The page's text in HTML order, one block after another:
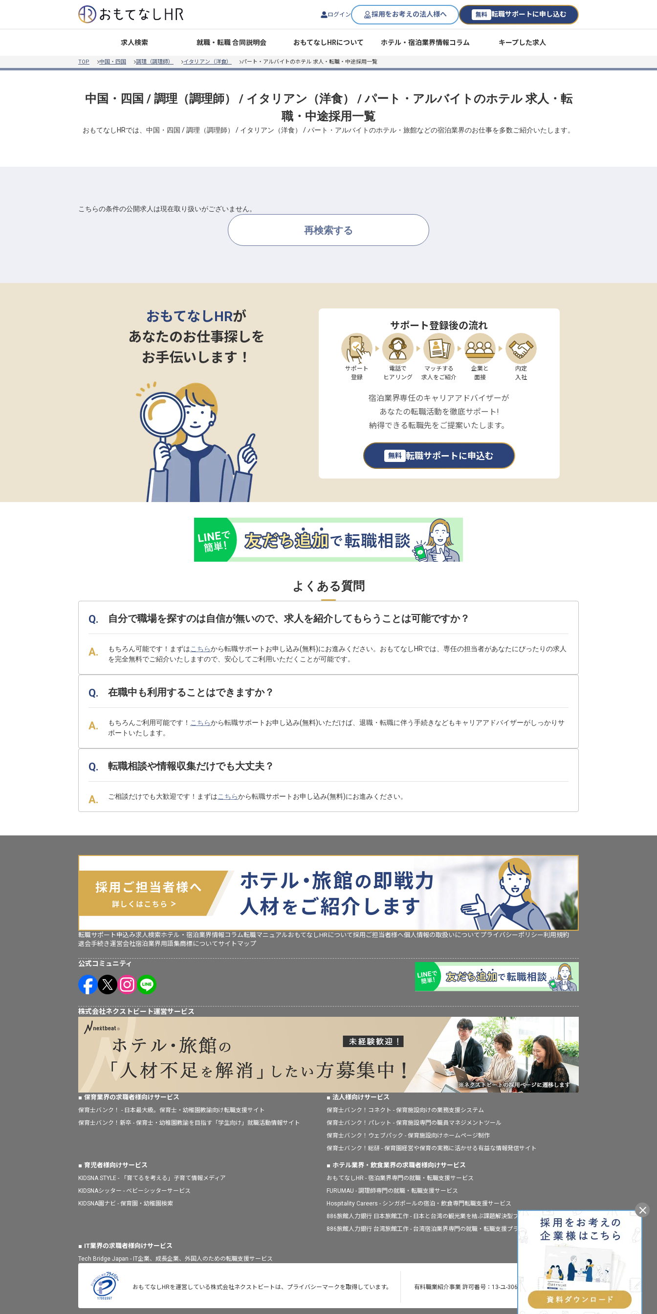
ログイン 採用をお考えの法人様へ 無料 転職サポートに申し込む
求人検索 就職・転職 合同説明会 おもてなしHRについて ホテル・宿泊業界情報コラム キープした求人
TOP 中国・四国 調理（調理師） イタリアン（洋食） パート・アルバイトのホテル 求人・転職・中途採用一覧
中国・四国 / 調理（調理師） / イタリアン（洋食） / パート・アルバイトのホテル 求人・転
職・中途採用一覧
おもてなしHRでは、中国・四国 / 調理（調理師） / イタリアン（洋食） / パート・アルバイトのホテル・旅館などの宿泊業界のお仕事を多数ご紹介いたします。
こちらの条件の公開求人は現在取り扱いがございません。
再検索する
おもてなしHRが
あなたのお仕事探しを
お手伝いします！
サポート登録後の流れ
サポート
登録
電話で
ヒアリング
マッチする
求人をご紹介
企業と
面接
内定
入社
宿泊業界専任のキャリアアドバイザーが
あなたの転職活動を徹底サポート!
納得できる転職先をご提案いたします。
無料 転職サポートに申込む
よくある質問
自分で職場を探すのは自信が無いので、求人を紹介してもらうことは可能ですか？
もちろん可能です！まずはこちらから転職サポートお申し込み(無料)にお進みください。おもてなしHRでは、専任の担当者があなたにぴったりの求人
を完全無料でご紹介いたしますので、安心してご利用いただくことが可能です。
在職中も利用することはできますか？
もちろんご利用可能です！ こちらから転職サポートお申し込み(無料)いただけば、退職・転職に伴う手続きなどもキャリアアドバイザーがしっかりサ
ポートいたします。
転職相談や情報収集だけでも大丈夫？
ご相談だけでも大歓迎です！まずはこちらから転職サポートお申し込み(無料)にお進みください。
転職サポート申込み求人検索ホテル・宿泊業界情報コラム転職マニュアルおもてなしHRについて採用ご担当者様へ個人情報の取扱いについてプライバシーポリシー利用規約
退会手続き運営会社宿泊業界用語集商標についてサイトマップ
公式コミュニティ
株式会社ネクストビート運営サービス
保育業界の求職者様向けサービス
保育士バンク！ - 日本最大級。保育士・幼稚園教諭向け転職支援サイト
保育士バンク！新卒 - 保育士・幼稚園教諭を目指す「学生向け」就職活動情報サイト
法人様向けサービス
保育士バンク！コネクト - 保育施設向けの業務支援システム
保育士バンク！パレット - 保育施設専門の職員マネジメントツール
保育士バンク！ウェブパック - 保育施設向けホームページ制作
保育士バンク！総研 - 保育園経営や保育の実務に活かせる有益な情報発信サイト
育児者様向けサービス
KIDSNA STYLE - 「育てるを考える」子育て情報メディア
KIDSNAシッター - ベビーシッターサービス
KIDSNA園ナビ - 保育園・幼稚園検索
ホテル業界・飲食業界の求職者様向けサービス
おもてなしHR - 宿泊業界専門の就職・転職支援サービス
FURUMAU - 調理師専門の就職・転職支援サービス
Hospitality Careers - シンガポールの宿泊・飲食専門転職支援サービス
886旅館人力銀行 日本旅館工作 - 日本と台湾の観光業を結ぶ課題解決型プラットフォーム
886旅館人力銀行 台湾旅館工作 - 台湾宿泊業界専門の就職・転職支援プラットフォーム
IT業界の求職者様向けサービス
Tech Bridge Japan - IT企業、成長企業、外国人のための転職支援サービス
おもてなしHRを運営している株式会社ネクストビートは、プライバシーマークを取得しています。 有料職業紹介事業 許可番号：13-ユ-306160